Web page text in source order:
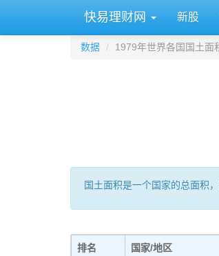
快易理财网 新股
数据 1979年世界各国国土面
国土面积是一个国家的总面积
排名 国家/地区